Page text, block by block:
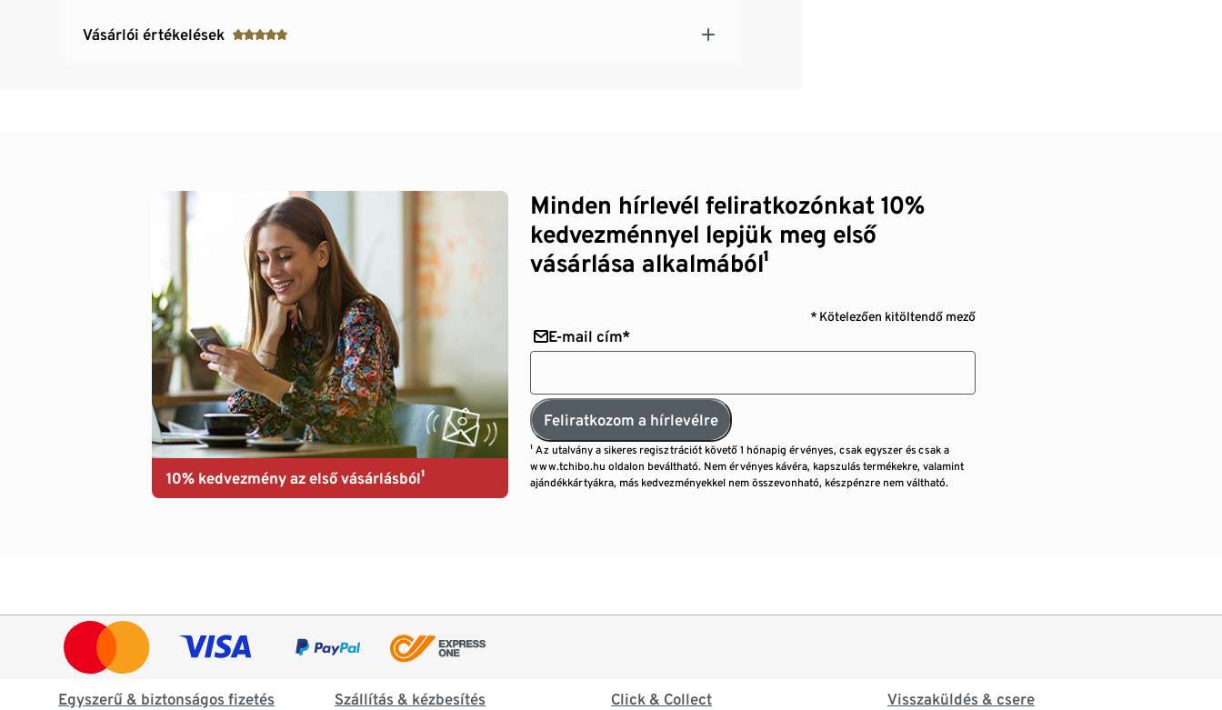
Vásárlói értékelések
10% kedvezmény az első vásárlásból¹
Minden hírlevél feliratkozónkat 10%
kedvezménnyel lepjük meg első
vásárlása alkalmából¹
* Kötelezően kitöltendő mező
E-mail cím*
Feliratkozom a hírlevélre
¹ Az utalvány a sikeres regisztrációt követő 1 hónapig érvényes, csak egyszer és csak a
www.tchibo.hu oldalon beváltható. Nem érvényes kávéra, kapszulás termékekre, valamint
ajándékkártyákra, más kedvezményekkel nem összevonható, készpénzre nem váltható.
Egyszerű & biztonságos fizetés Szállítás & kézbesítés Click & Collect Visszaküldés & csere